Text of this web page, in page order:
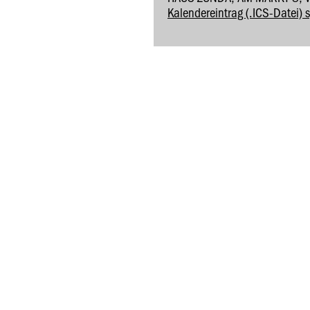
Kalendereintrag (.ICS-Datei)